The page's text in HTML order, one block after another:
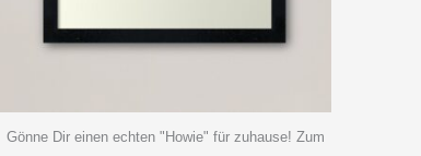
Gönne Dir einen echten "Howie" für zuhause! Zum